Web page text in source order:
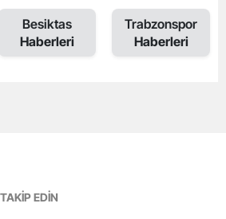
Besiktas
Haberleri
Trabzonspor
Haberleri
EDİN